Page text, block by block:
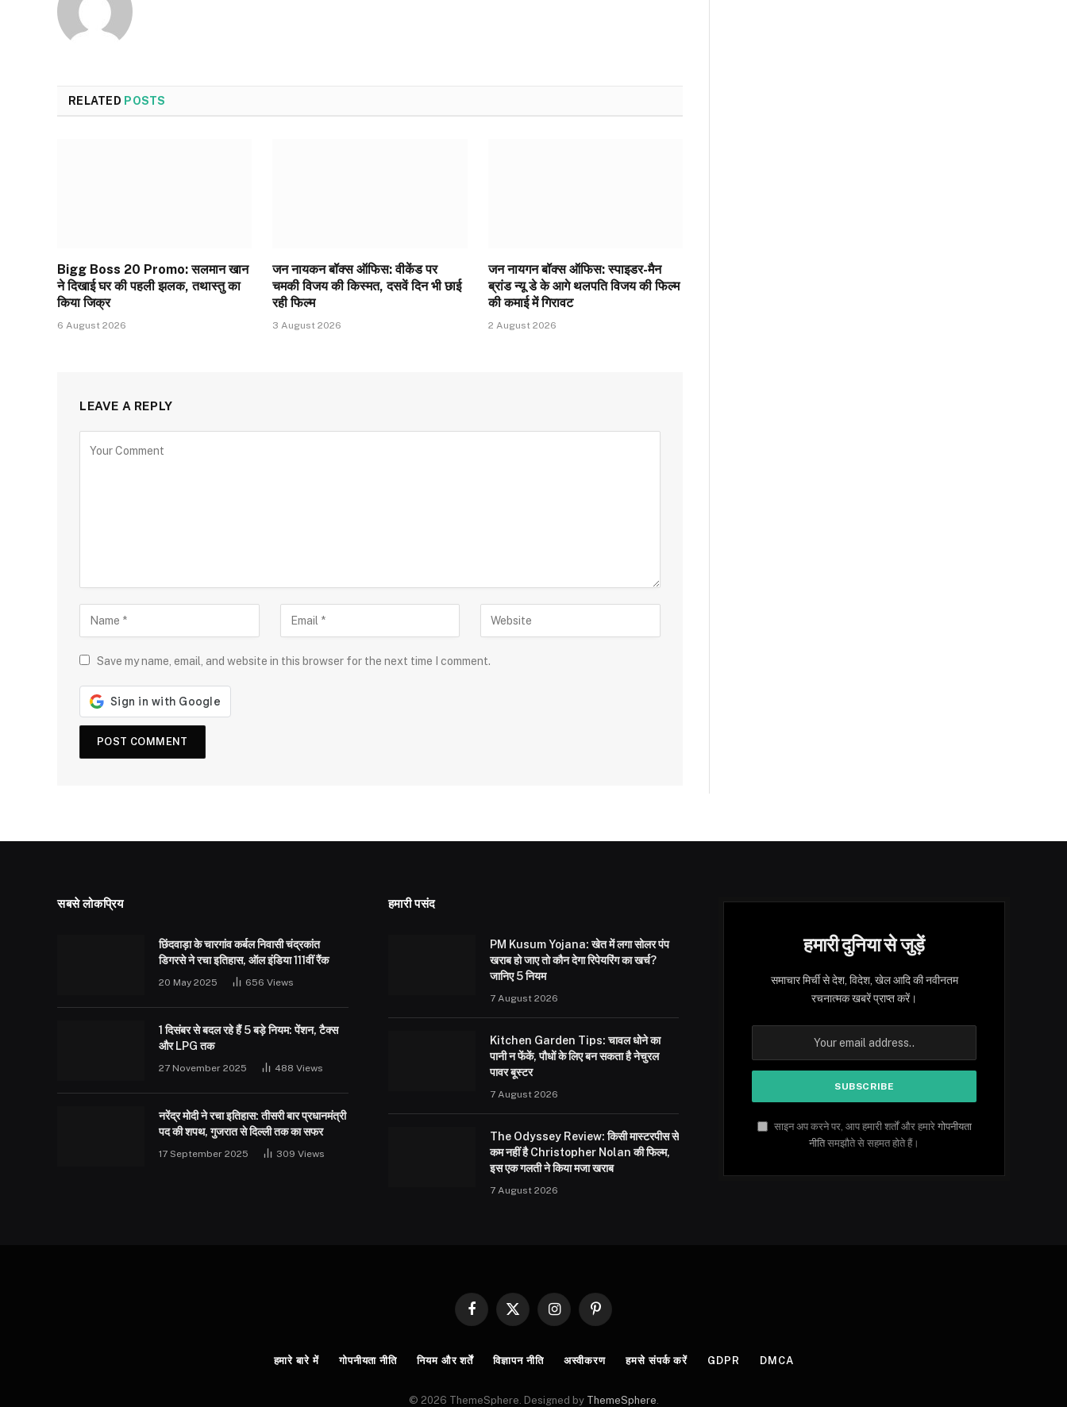
RELATED POSTS
Bigg Boss 20 Promo: सलमान खान
ने दिखाई घर की पहली झलक, तथास्तु का
किया जिक्र
6 August 2026
जन नायकन बॉक्स ऑफिस: वीकेंड पर
चमकी विजय की किस्मत, दसवें दिन भी छाई
रही फिल्म
3 August 2026
जन नायगन बॉक्स ऑफिस: स्पाइडर-मैन
ब्रांड न्यू डे के आगे थलपति विजय की फिल्म
की कमाई में गिरावट
2 August 2026
LEAVE A REPLY
Save my name, email, and website in this browser for the next time I comment.
सबसे लोकप्रिय
छिंदवाड़ा के चारगांव कर्बल निवासी चंद्रकांत
डिगरसे ने रचा इतिहास, ऑल इंडिया 111वीं रैंक
20 May 2025 656 Views
1 दिसंबर से बदल रहे हैं 5 बड़े नियम: पेंशन, टैक्स
और LPG तक
27 November 2025 488 Views
नरेंद्र मोदी ने रचा इतिहास: तीसरी बार प्रधानमंत्री
पद की शपथ, गुजरात से दिल्ली तक का सफर
17 September 2025 309 Views
हमारी पसंद
PM Kusum Yojana: खेत में लगा सोलर पंप
खराब हो जाए तो कौन देगा रिपेयरिंग का खर्च?
जानिए 5 नियम
7 August 2026
Kitchen Garden Tips: चावल धोने का
पानी न फेंकें, पौधों के लिए बन सकता है नेचुरल
पावर बूस्टर
7 August 2026
The Odyssey Review: किसी मास्टरपीस से
कम नहीं है Christopher Nolan की फिल्म,
इस एक गलती ने किया मजा खराब
7 August 2026
हमारी दुनिया से जुड़ें
समाचार मिर्ची से देश, विदेश, खेल आदि की नवीनतम
रचनात्मक खबरें प्राप्त करें।
साइन अप करने पर, आप हमारी शर्तों और हमारे गोपनीयता
नीतिसमझौते से सहमत होते हैं।
Facebook
X
InstagramPinterest
हमारे बारे में गोपनीयता नीति नियम और शर्तें विज्ञापन नीति अस्वीकरण हमसे संपर्क करें GDPR DMCA
© 2026 ThemeSphere. Designed by ThemeSphere